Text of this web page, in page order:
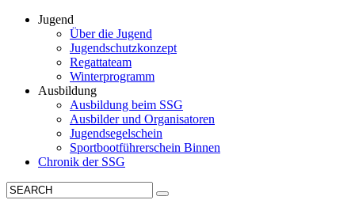
Jugend
Über die Jugend
Jugendschutzkonzept
Regattateam
Winterprogramm
Ausbildung
Ausbildung beim SSG
Ausbilder und Organisatoren
Jugendsegelschein
Sportbootführerschein Binnen
Chronik der SSG